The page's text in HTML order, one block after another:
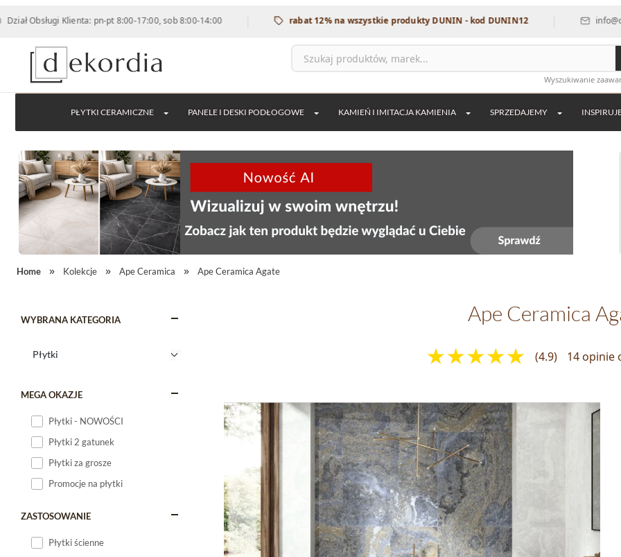
Klienta: pn-pt 8:00-17:00, sob 8:00-14:00 | rabat 12% na wszystkie produkty DUNIN - kod DUNIN12 |
Wyszukiwanie
PŁYTKI CERAMICZNE PANELE I DESKI PODŁOGOWE KAMIEŃ I IMITACJA KAMIENIA SPRZEDAJEMY
Home Kolekcje Ape Ceramica Ape Ceramica Agate
WYBRANA KATEGORIA
MEGA OKAZJE
Płytki - NOWOŚCI
Płytki 2 gatunek
Płytki za grosze
Promocje na płytki
ZASTOSOWANIE
Płytki ścienne
Ape Ceramica
(4.9) 14 opinie